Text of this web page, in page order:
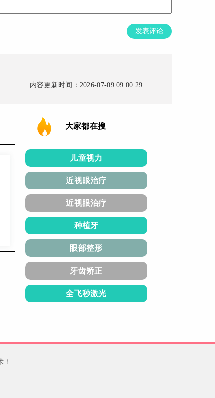
发表评论
内容更新时间：2026-07-09 09:00:29
大家都在搜
儿童视力
近视眼治疗
近视眼治疗
种植牙
眼部整形
牙齿矫正
全飞秒激光